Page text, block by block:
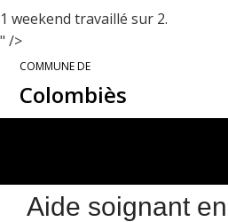
1 weekend travaillé sur 2.
" />
COMMUNE DE
Colombiès
Aide soignant